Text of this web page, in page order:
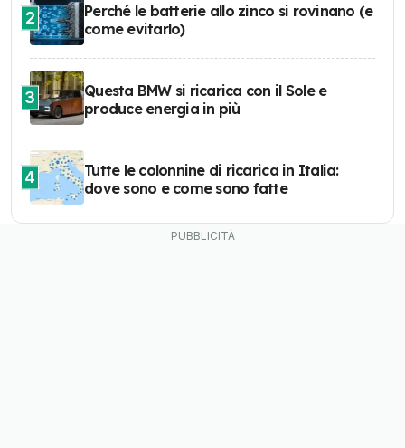
2
Perché le batterie allo zinco si rovinano (e
come evitarlo)
3
Questa BMW si ricarica con il Sole e
produce energia in più
4
Tutte le colonnine di ricarica in Italia:
dove sono e come sono fatte